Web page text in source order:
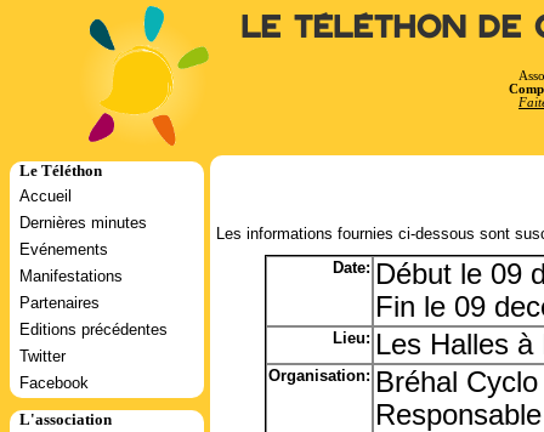
Le Téléthon de
Le Téléthon
Accueil
Dernières minutes
Evénements
Manifestations
Partenaires
Editions précédentes
Twitter
Facebook
L'association
Les informations fournies ci-dessous sont
Date: Début le 09
Fin le 09
Lieu: Les Halles à
Organisation: Bréhal Cyclo